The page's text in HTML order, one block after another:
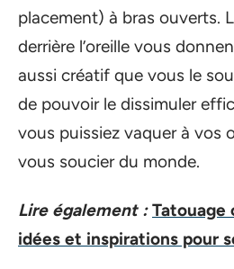
placement) à bras ouverts.
derrière l’oreille vous
aussi créatif que vous le
de pouvoir le dissimuler
vous puissiez vaquer à vos
vous soucier du monde.
Lire également : Tatouage
idées et inspirations pour